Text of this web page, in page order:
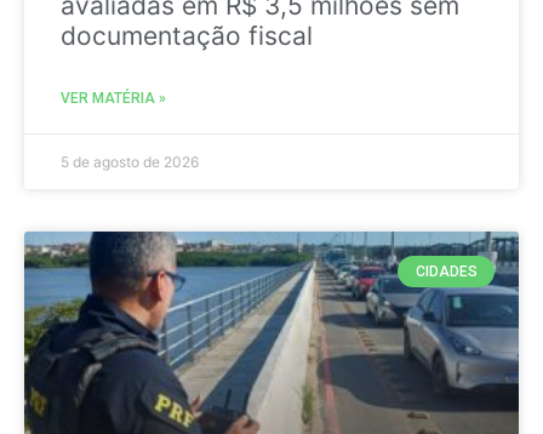
documentação fiscal
VER MATÉRIA »
5 de agosto de 2026
CIDADES